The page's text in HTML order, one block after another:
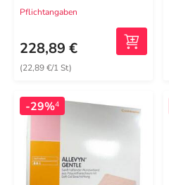
Pflichtangaben
228,89 €
(22,89 €/1 St)
-29%4